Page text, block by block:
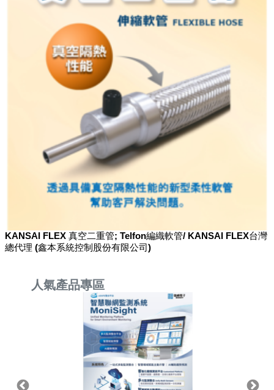
KANSAI FLEX 真空二重管; Telfon編織軟管/ KANSAI FLEX台灣
總代理 (鑫本系統控制股份有限公司)
人氣產品專區